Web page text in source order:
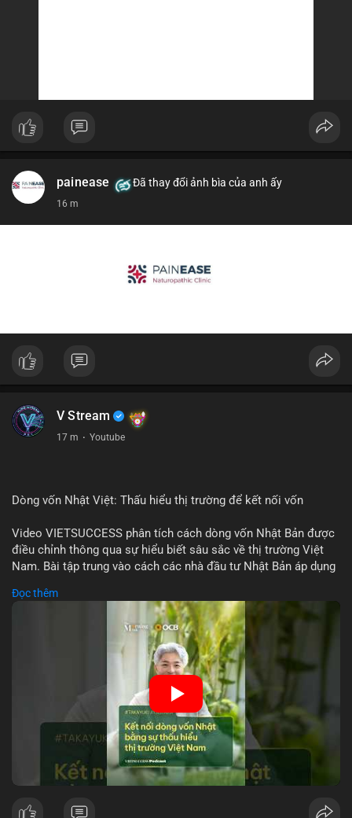
painease Đã thay đổi ảnh bìa của anh ấy
16 m
V Stream
17 m · Youtube
Dòng vốn Nhật Việt: Thấu hiểu thị trường để kết nối vốn
Video VIETSUCCESS phân tích cách dòng vốn Nhật Bản được
điều chỉnh thông qua sự hiểu biết sâu sắc về thị trường Việt
Nam. Bài tập trung vào cách các nhà đầu tư Nhật Bản áp dụng
đầu tư trực tiếp vào doanh nghiệp đến việc giao dịch tài chính.
Kết nối này không chỉ tạo cơ hội tăng trưởng cho Việt Nam mà
còn tạo ra động lực cho thị trường crypto địa phương khi các
nhà đầu tư đa quốc gia tìm kiếm cơ hội đa dạng. Các yếu tố
như chính sách tài chính Việt Nam, xu hướng đầu tư ESG, và
ổn định thị trường sẽ ảnh hưởng trực tiếp đến lưu lượng vốn
nhập khẩu từ Nhật Bản. Bài cũng nhấn mạnh vai trò của thông
tin thị trường chính xác trong việc giảm rủi ro khi kết nối các
thị trường khác nhau.
🎥 Xem video trực tiếp tại:
Đọc thêm